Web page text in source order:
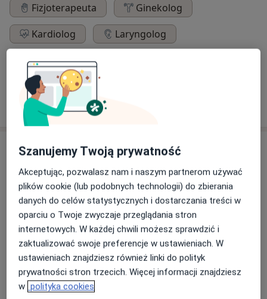
Fizjoterapeuta
Ginekolog
Kardiolog
Laryngolog
Neurolog
Pediatra
Szukaj innej specjalizacji
O nas
Specjalistyka Czechów działa z myślą, aby zapewnić
swoim pacjentom szeroki dostęp do opieki medycznej
na najwyższym poziomie.Zapewniamy nowoczesną
diagnostykę i specjalistyczną opiekę medyczną dla
całej rodziny.
W naszej Poradni specjalistycznej działają następujące
gabinety:alergologiczny, chirurgiczny,
ortopedyczny, dermatologiczny, stomatologiczny,
diabetologiczny, endokrynologiczny, logopedyczny,
Szanujemy Twoją prywatność
Akceptując, pozwalasz nam i naszym partnerom używać
plików cookie (lub podobnych technologii) do zbierania
danych do celów statystycznych i dostarczania treści w
oparciu o Twoje zwyczaje przeglądania stron
internetowych. W każdej chwili możesz sprawdzić i
zaktualizować swoje preferencje w ustawieniach. W
ustawieniach znajdziesz również linki do polityk
prywatności stron trzecich. Więcej informacji znajdziesz
w polityka cookies